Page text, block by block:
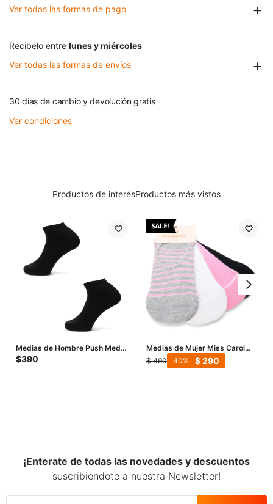
Ver todas las formas de pago
Recibelo entre lunes y miércoles
Ver todas las formas de envíos
30 días de cambio y devolución gratis
Ver condiciones
Productos de interésProductos más vistos
Medias de Hombre Push Media
pack x2 solido black / white -
$390
Medias de Mujer Miss Carol
Media Lady Pink pack X4 -
Negro / Rosa / Blanco / Gris
$ 490 $290
40
¡Enterate de todas las novedades y descuentos
suscribiéndote a nuestra Newsletter!